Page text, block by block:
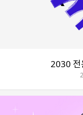
2030 전